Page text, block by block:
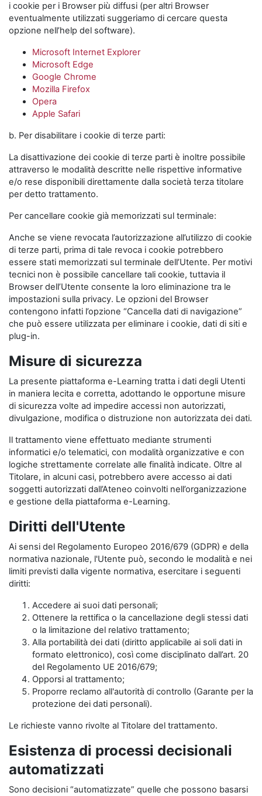
i cookie per i Browser più diffusi (per altri Browser
eventualmente utilizzati suggeriamo di cercare questa
opzione nell’help del software).
Microsoft Internet Explorer
Microsoft Edge
Google Chrome
Mozilla Firefox
Opera
Apple Safari
b. Per disabilitare i cookie di terze parti:
La disattivazione dei cookie di terze parti è inoltre possibile
attraverso le modalità descritte nelle rispettive informative
e/o rese disponibili direttamente dalla società terza titolare
per detto trattamento.
Per cancellare cookie già memorizzati sul terminale:
Anche se viene revocata l’autorizzazione all’utilizzo di cookie
di terze parti, prima di tale revoca i cookie potrebbero
essere stati memorizzati sul terminale dell’Utente. Per motivi
tecnici non è possibile cancellare tali cookie, tuttavia il
Browser dell’Utente consente la loro eliminazione tra le
impostazioni sulla privacy. Le opzioni del Browser
contengono infatti l’opzione “Cancella dati di navigazione”
che può essere utilizzata per eliminare i cookie, dati di siti e
plug-in.
Misure di sicurezza
La presente piattaforma e-Learning tratta i dati degli Utenti
in maniera lecita e corretta, adottando le opportune misure
di sicurezza volte ad impedire accessi non autorizzati,
divulgazione, modifica o distruzione non autorizzata dei dati.
Il trattamento viene effettuato mediante strumenti
informatici e/o telematici, con modalità organizzative e con
logiche strettamente correlate alle finalità indicate. Oltre al
Titolare, in alcuni casi, potrebbero avere accesso ai dati
soggetti autorizzati dall’Ateneo coinvolti nell’organizzazione
e gestione della piattaforma e-Learning.
Diritti dell'Utente
Ai sensi del Regolamento Europeo 2016/679 (GDPR) e della
normativa nazionale, l'Utente può, secondo le modalità e nei
limiti previsti dalla vigente normativa, esercitare i seguenti
diritti:
Accedere ai suoi dati personali;
Ottenere la rettifica o la cancellazione degli stessi dati
o la limitazione del relativo trattamento;
Alla portabilità dei dati (diritto applicabile ai soli dati in
formato elettronico), così come disciplinato dall’art. 20
del Regolamento UE 2016/679;
Opporsi al trattamento;
Proporre reclamo all'autorità di controllo (Garante per la
protezione dei dati personali).
Le richieste vanno rivolte al Titolare del trattamento.
Esistenza di processi decisionali
automatizzati
Sono decisioni “automatizzate” quelle che possono basarsi